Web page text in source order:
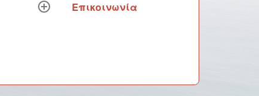
expandΕπικοινωνία